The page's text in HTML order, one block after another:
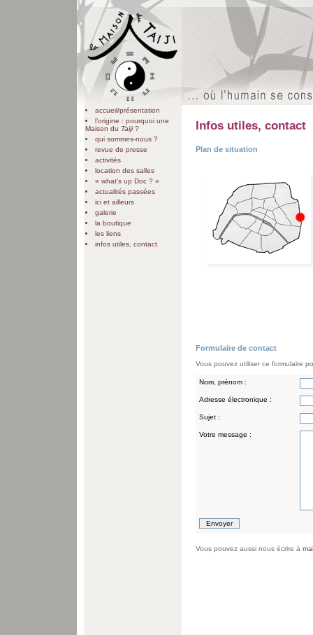
accueil/présentation
l’origine : pourquoi une
Maison du Taiji?
qui sommes-nous ?
revue de presse
activités
location des salles
« what’s up Doc ? »
actualités passées
ici et ailleurs
galerie
la boutique
les liens
infos utiles, contact
Infos utiles, contact
Plan de situation
Formulaire de contact
Vous pouvez utiliser ce formulaire
Nom, prénom :
Adresse électronique :
Sujet :
Votre message :
Vous pouvez aussi nous écrire à